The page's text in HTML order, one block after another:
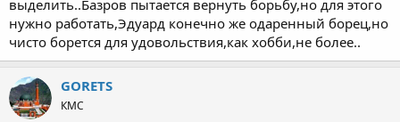
выделить..Базров пытается вернуть борьбу,но для этого
нужно работать,Эдуард конечно же одаренный борец,но
чисто борется для удовольствия,как хобби,не более..
GORETS
КМС